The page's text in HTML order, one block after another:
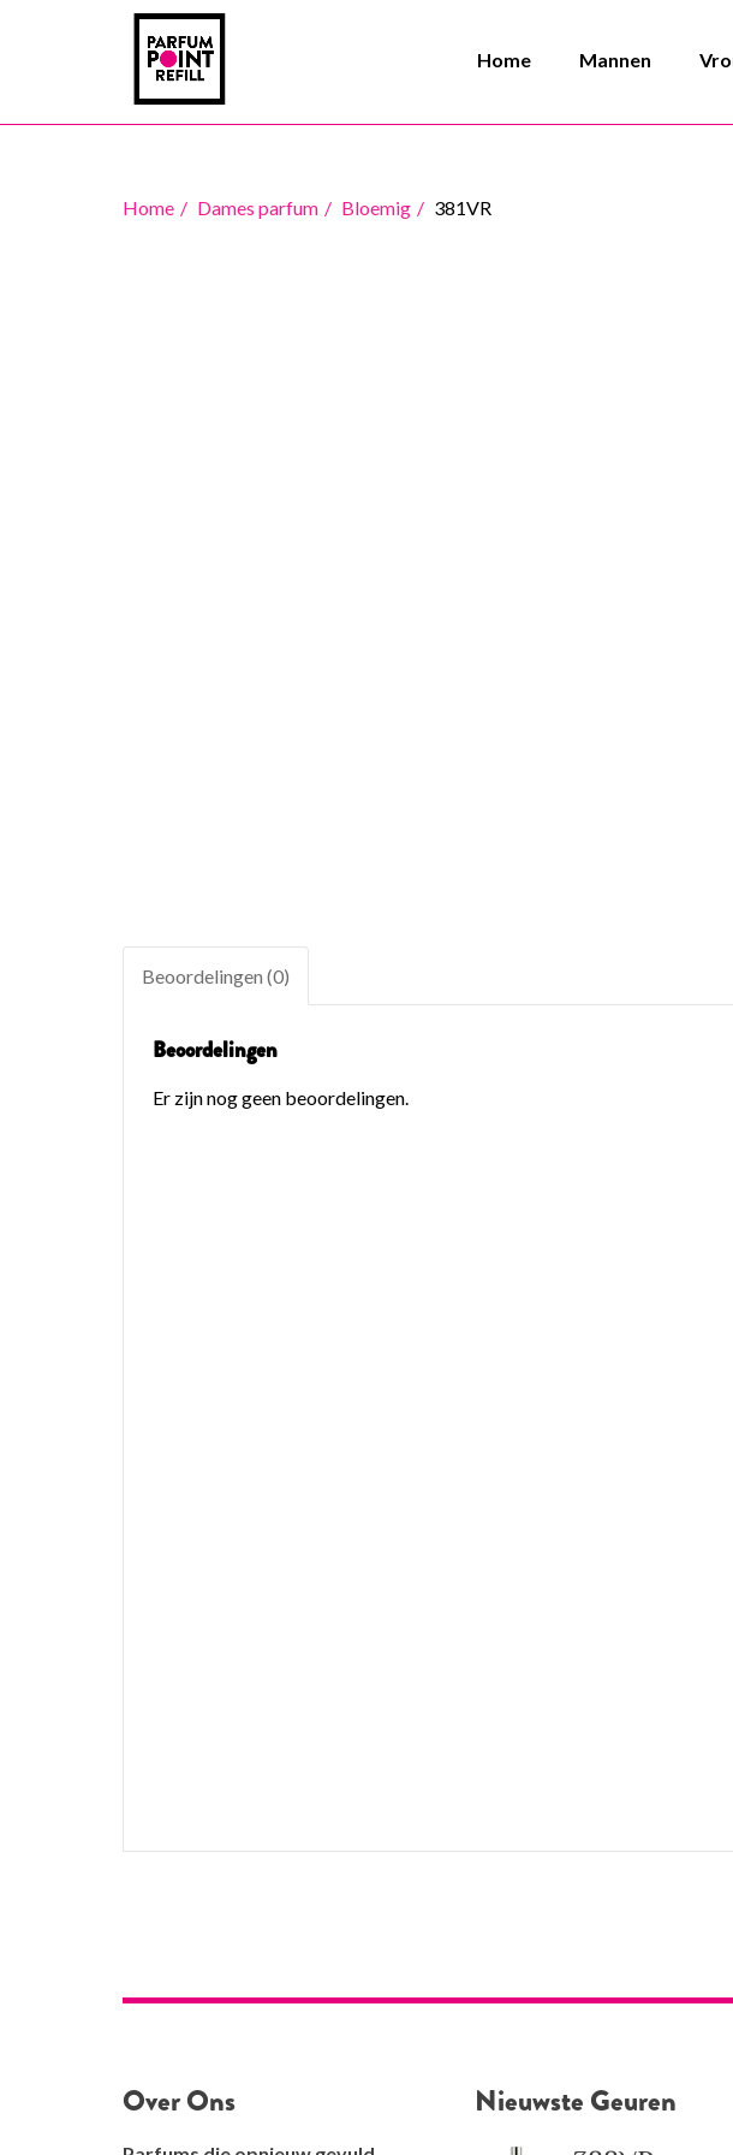
Home Mannen
Home Dames parfum Bloemig 381VR
Beoordelingen (0)
Beoordelingen
Er zijn nog geen beoordelingen.
Over Ons Nieuwste Geuren